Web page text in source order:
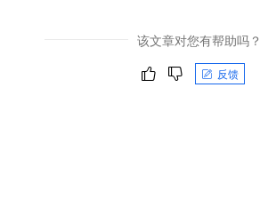
该文章对您有帮助吗？
反馈